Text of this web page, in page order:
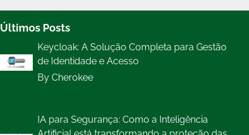
Últimos Posts
Keycloak: A Solução Completa para Gestão
de Identidade e Acesso
By Cherokee
IA para Segurança: Como a Inteligência